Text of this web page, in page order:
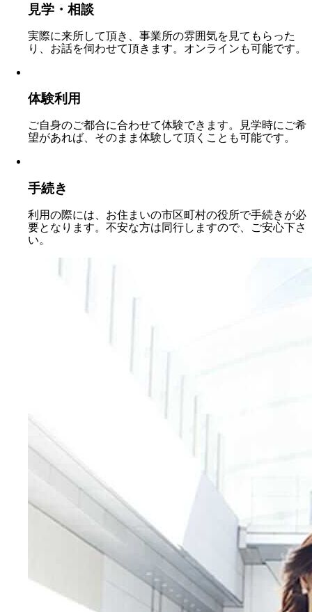
見学・相談
実際に来所して頂き、事業所の雰囲気を見てもらった
り、お話を伺わせて頂きます。オンラインも可能です。
体験利用
ご自身のご都合に合わせて体験できます。見学時にご希
望があれば、そのまま体験して頂くことも可能です。
手続き
利用の際には、お住まいの市区町村の役所で手続きが必
要となります。不安な方は同行しますので、ご安心下さ
い。